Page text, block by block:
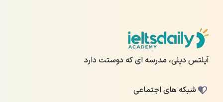
آیلتس دیلی، مدرسه ای که دوستت دارد
شبکه های اجتماعی